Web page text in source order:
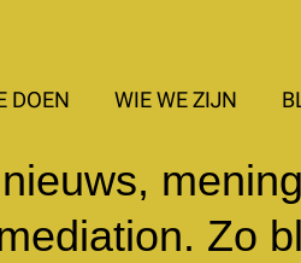
DOEN WIE WE ZIJN
Zo